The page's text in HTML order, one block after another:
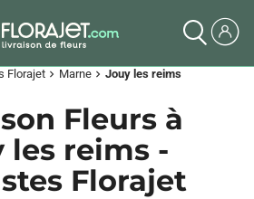
Florajet chevron_right Marne chevron_right Jouy les reims
Fleurs à
les reims -
Florajet